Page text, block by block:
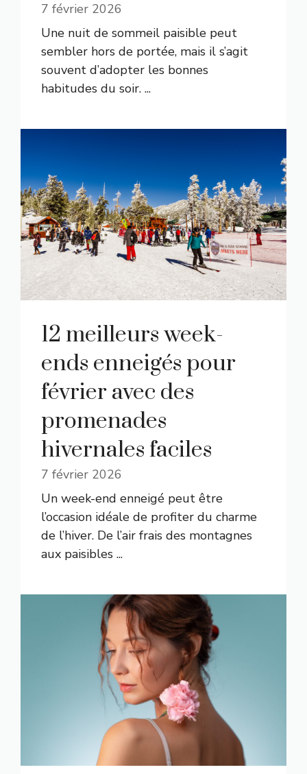
7 février 2026
Une nuit de sommeil paisible peut
sembler hors de portée, mais il s’agit
souvent d’adopter les bonnes
habitudes du soir. ...
12 meilleurs week-
ends enneigés pour
février avec des
promenades
hivernales faciles
7 février 2026
Un week-end enneigé peut être
l’occasion idéale de profiter du charme
de l’hiver. De l’air frais des montagnes
aux paisibles ...